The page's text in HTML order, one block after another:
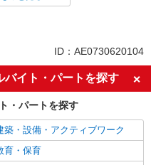
経験歓迎
卒・第二新卒歓迎
主婦・主夫歓迎
歴不問
ドル（40代～）活躍中
ID：AE0730620104
バイト・パートを探す
・パートを探す
築・設備・アクティブワーク
育・保育